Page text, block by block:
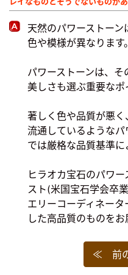
天然のパワーストーン
色や模様が異なります。
パワーストーンは、そ
美しさも選ぶ重要なポ
著しく色や品質が悪
流通しているような
では厳格な品質基準に
ヒラオカ宝石のパワ
スト(米国宝石学会卒
エリーコーディネー
した高品質のものをお
≪ 前の